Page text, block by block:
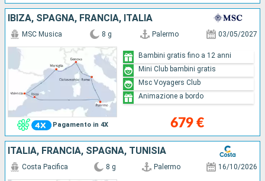
IBIZA, SPAGNA, FRANCIA, ITALIA
Pagamento in 4X
MSC Musica 8 g Palermo 03/05/2027
679 €
Bambini gratis fino a 12 anni
Mini Club bambini gratis
Msc Voyagers Club
Animazione a bordo
ITALIA, FRANCIA, SPAGNA, TUNISIA
Costa Pacifica 8 g Palermo 16/10/2026